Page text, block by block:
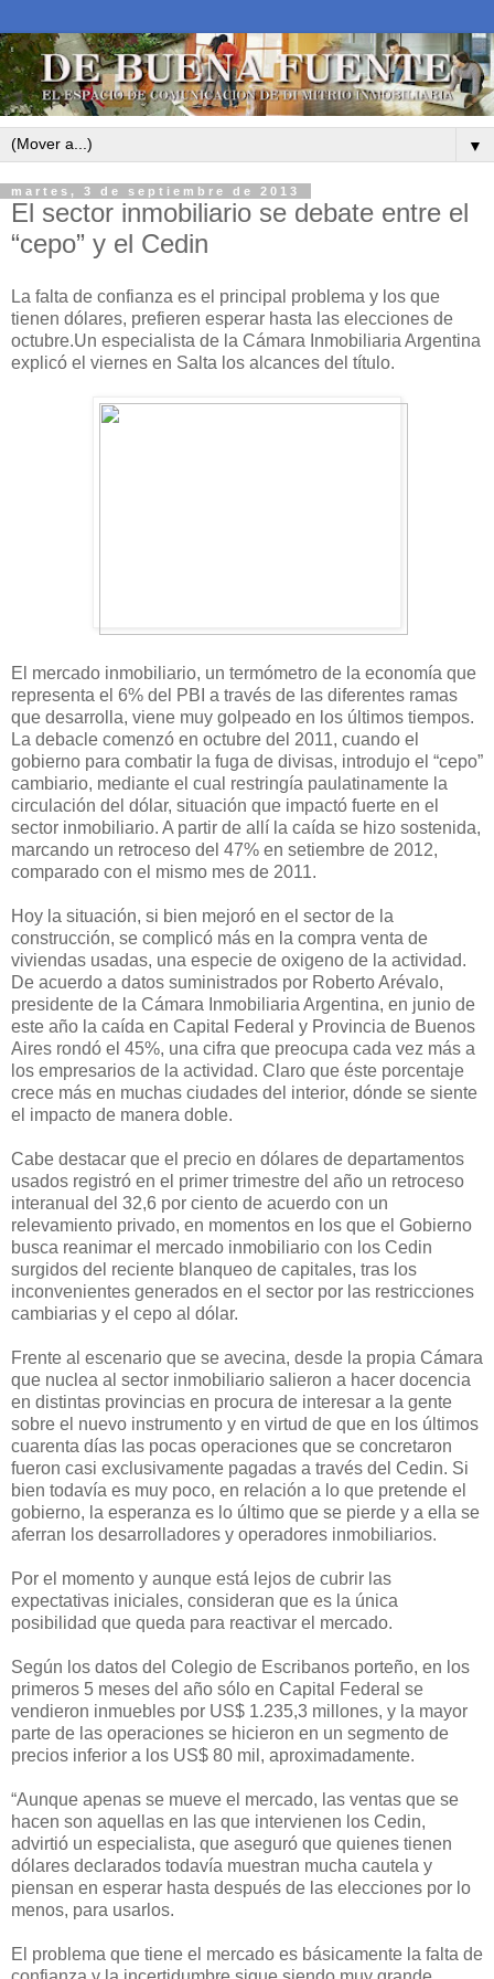
▼
martes, 3 de septiembre de 2013
El sector inmobiliario se debate entre el
“cepo” y el Cedin
La falta de confianza es el principal problema y los que
tienen dólares, prefieren esperar hasta las elecciones de
octubre.Un especialista de la Cámara Inmobiliaria Argentina
explicó el viernes en Salta los alcances del título.
El mercado inmobiliario, un termómetro de la economía que
representa el 6% del PBI a través de las diferentes ramas
que desarrolla, viene muy golpeado en los últimos tiempos.
La debacle comenzó en octubre del 2011, cuando el
gobierno para combatir la fuga de divisas, introdujo el “cepo”
cambiario, mediante el cual restringía paulatinamente la
circulación del dólar, situación que impactó fuerte en el
sector inmobiliario. A partir de allí la caída se hizo sostenida,
marcando un retroceso del 47% en setiembre de 2012,
comparado con el mismo mes de 2011.
Hoy la situación, si bien mejoró en el sector de la
construcción, se complicó más en la compra venta de
viviendas usadas, una especie de oxigeno de la actividad.
De acuerdo a datos suministrados por Roberto Arévalo,
presidente de la Cámara Inmobiliaria Argentina, en junio de
este año la caída en Capital Federal y Provincia de Buenos
Aires rondó el 45%, una cifra que preocupa cada vez más a
los empresarios de la actividad. Claro que éste porcentaje
crece más en muchas ciudades del interior, dónde se siente
el impacto de manera doble.
Cabe destacar que el precio en dólares de departamentos
usados registró en el primer trimestre del año un retroceso
interanual del 32,6 por ciento de acuerdo con un
relevamiento privado, en momentos en los que el Gobierno
busca reanimar el mercado inmobiliario con los Cedin
surgidos del reciente blanqueo de capitales, tras los
inconvenientes generados en el sector por las restricciones
cambiarias y el cepo al dólar.
Frente al escenario que se avecina, desde la propia Cámara
que nuclea al sector inmobiliario salieron a hacer docencia
en distintas provincias en procura de interesar a la gente
sobre el nuevo instrumento y en virtud de que en los últimos
cuarenta días las pocas operaciones que se concretaron
fueron casi exclusivamente pagadas a través del Cedin. Si
bien todavía es muy poco, en relación a lo que pretende el
gobierno, la esperanza es lo último que se pierde y a ella se
aferran los desarrolladores y operadores inmobiliarios.
Por el momento y aunque está lejos de cubrir las
expectativas iniciales, consideran que es la única
posibilidad que queda para reactivar el mercado.
Según los datos del Colegio de Escribanos porteño, en los
primeros 5 meses del año sólo en Capital Federal se
vendieron inmuebles por US$ 1.235,3 millones, y la mayor
parte de las operaciones se hicieron en un segmento de
precios inferior a los US$ 80 mil, aproximadamente.
“Aunque apenas se mueve el mercado, las ventas que se
hacen son aquellas en las que intervienen los Cedin,
advirtió un especialista, que aseguró que quienes tienen
dólares declarados todavía muestran mucha cautela y
piensan en esperar hasta después de las elecciones por lo
menos, para usarlos.
El problema que tiene el mercado es básicamente la falta de